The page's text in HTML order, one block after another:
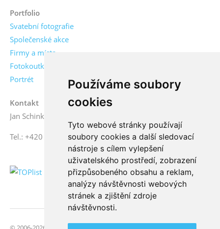
Používáme soubory
cookies
Tyto webové stránky používají
soubory cookies a další sledovací
nástroje s cílem vylepšení
uživatelského prostředí, zobrazení
přizpůsobeného obsahu a reklam,
analýzy návštěvnosti webových
stránek a zjištění zdroje
návštěvnosti.
Portfolio
Svatební fotografie
Společenské akce
Firmy a místa
Fotokoutky
Portrét
Kontakt
Jan Schinko jr., fotograf
Tel.: +420 776 771 000